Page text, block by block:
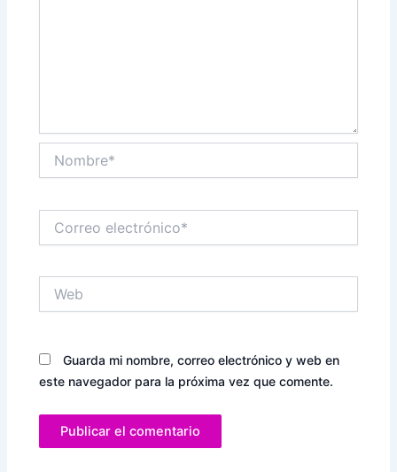
electrónico*
Guarda mi nombre, correo electrónico y web en
este navegador para la próxima vez que comente.